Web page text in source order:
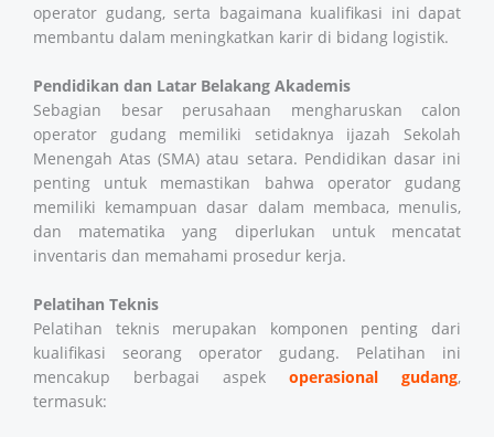
operator gudang, serta bagaimana kualifikasi ini dapat
membantu dalam meningkatkan karir di bidang logistik.
Pendidikan dan Latar Belakang Akademis
Sebagian besar perusahaan mengharuskan calon
operator gudang memiliki setidaknya ijazah Sekolah
Menengah Atas (SMA) atau setara. Pendidikan dasar ini
penting untuk memastikan bahwa operator gudang
memiliki kemampuan dasar dalam membaca, menulis,
dan matematika yang diperlukan untuk mencatat
inventaris dan memahami prosedur kerja.
Pelatihan Teknis
Pelatihan teknis merupakan komponen penting dari
kualifikasi seorang operator gudang. Pelatihan ini
mencakup berbagai aspek operasional gudang,
termasuk: